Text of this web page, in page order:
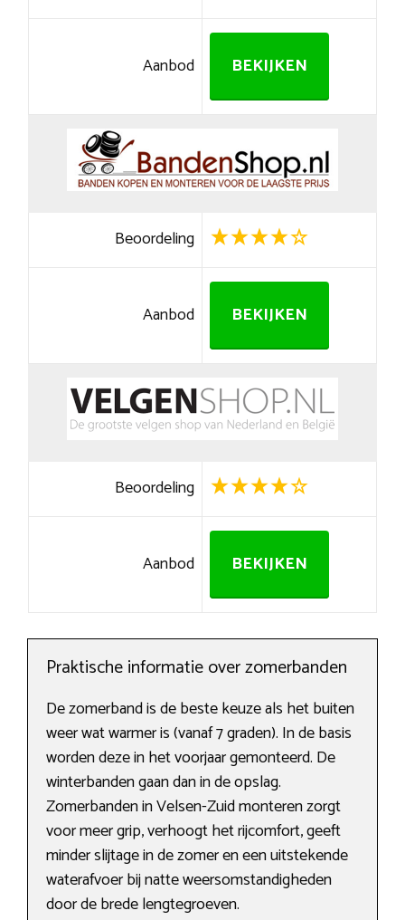
Aanbod BEKIJKEN
Beoordeling
Aanbod BEKIJKEN
Beoordeling
Aanbod BEKIJKEN
Praktische informatie over zomerbanden
De zomerband is de beste keuze als het buiten
weer wat warmer is (vanaf 7 graden). In de basis
worden deze in het voorjaar gemonteerd. De
winterbanden gaan dan in de opslag.
Zomerbanden in Velsen-Zuid monteren zorgt
voor meer grip, verhoogt het rijcomfort, geeft
minder slijtage in de zomer en een uitstekende
waterafvoer bij natte weersomstandigheden
door de brede lengtegroeven.